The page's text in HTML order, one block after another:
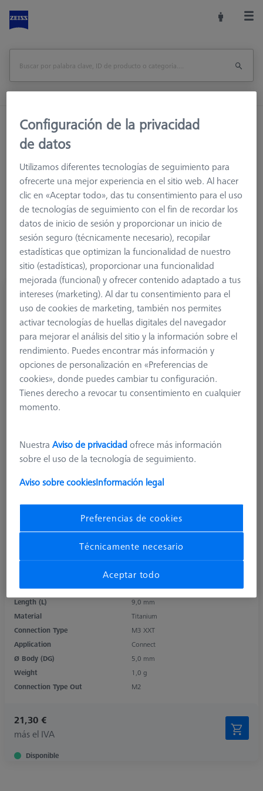
Inicio
Sistemas de palpadores
Elementos de conexión
Adaptadores
Los adaptadores le permiten conectar componentes de
diferentes sistemas de roscas
Elemento estrella
626170-0002-715
Product Type
Adapter
Length (L)
9,0 mm
Material
Titanium
Connection Type
M3 XXT
Application
Connect
Ø Body (DG)
5,0 mm
Weight
1,0 g
Connection Type Out
M2
21,30 €
más el IVA
Disponible
Configuración de la privacidad
de datos
Utilizamos diferentes tecnologías de seguimiento para
ofrecerte una mejor experiencia en el sitio web. Al hacer
clic en «Aceptar todo», das tu consentimiento para el uso
de tecnologías de seguimiento con el fin de recordar los
datos de inicio de sesión y proporcionar un inicio de
sesión seguro (técnicamente necesario), recopilar
estadísticas que optimizan la funcionalidad de nuestro
sitio (estadísticas), proporcionar una funcionalidad
mejorada (funcional) y ofrecer contenido adaptado a tus
intereses (marketing). Al dar tu consentimiento para el
uso de cookies de marketing, también nos permites
activar tecnologías de huellas digitales del navegador
para mejorar el análisis del sitio y la información sobre el
rendimiento. Puedes encontrar más información y
opciones de personalización en «Preferencias de
cookies», donde puedes cambiar tu configuración.
Tienes derecho a revocar tu consentimiento en cualquier
momento.
NuestraAviso de privacidadofrece más información
sobre el uso de la tecnología de seguimiento.
Aviso sobre cookiesInformación legal
Preferencias de cookies
Técnicamente necesario
Aceptar todo